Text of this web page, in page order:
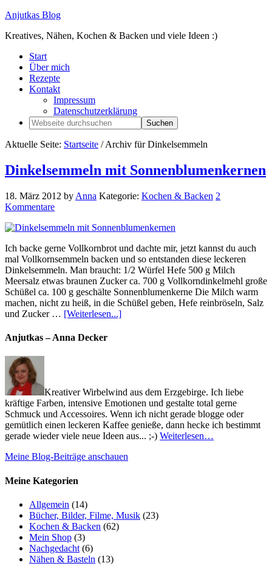
Anjutkas Blog
Kreatives, Nähen, Kochen & Backen und viele Ideen :)
Start
Über mich
Rezepte
Kontakt
Impressum
Datenschutzerklärung
Aktuelle Seite: Startseite /Archiv für Dinkelsemmeln
Dinkelsemmeln mit Sonnenblumenkernen
18. März 2012 by Anna Kategorie: Kochen & Backen 2
Kommentare
Ich backe gerne Vollkornbrot und dachte mir, jetzt kannst du auch
mal Vollkornsemmeln backen und so entstanden diese leckeren
Dinkelsemmeln. Man braucht: 1/2 Würfel Hefe 500 g Milch
Meersalz etwas braunen Zucker ca. 700 g Vollkorndinkelmehl große
Schüßel ca. 100 g geschälte Sonnenblumenkerne Die Milch warm
machen, nicht zu heiß, in die Schüßel geben, Hefe reinbröseln, Salz
und Zucker … [Weiterlesen...]
Anjutkas – Anna Decker
Kreativer Wirbelwind aus dem Erzgebirge. Ich liebe
kräftige Farben, intensive Emotionen und gestalte total gerne
Schmuck und Accessoires. Wenn ich nicht gerade blogge oder
gemütlich einen leckeren Kaffee genieße, dann hecke ich bestimmt
gerade wieder viele neue Ideen aus... ;-) Weiterlesen…
Meine Blog-Beiträge anschauen
Meine Kategorien
Allgemein (14)
Bücher, Bilder, Filme, Musik (23)
Kochen & Backen (62)
Mein Shop (3)
Nachgedacht (6)
Nähen & Basteln (13)